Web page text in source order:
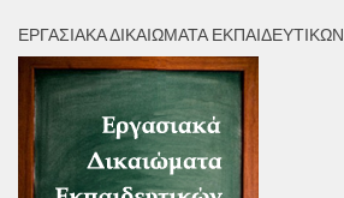
ΕΡΓΑΣΙΑΚΆ ΔΙΚΑΙΏΜΑΤΑ ΕΚΠΑΙΔΕΥΤΙΚΏΝ